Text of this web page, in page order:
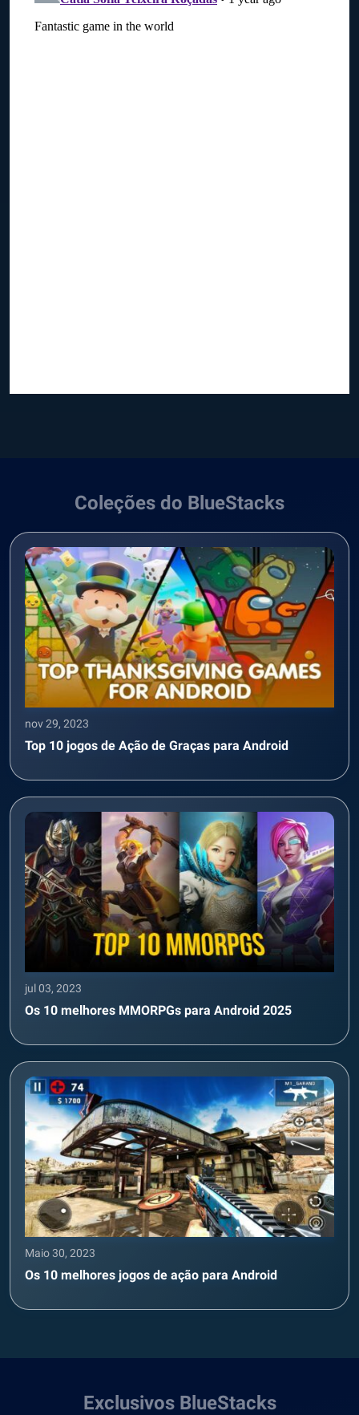
Coleções do BlueStacks
nov 29, 2023
Top 10 jogos de Ação de Graças para Android
jul 03, 2023
Os 10 melhores MMORPGs para Android 2025
Maio 30, 2023
Os 10 melhores jogos de ação para Android
Exclusivos BlueStacks